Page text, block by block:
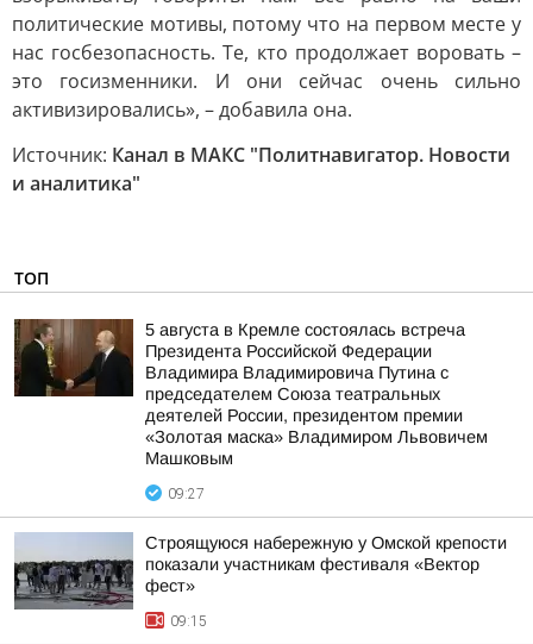
политические мотивы, потому что на первом месте у
нас госбезопасность. Те, кто продолжает воровать –
это госизменники. И они сейчас очень сильно
активизировались», – добавила она.
Источник: Канал в МАКС "Политнавигатор. Новости
и аналитика"
ТОП
5 августа в Кремле состоялась встреча
Президента Российской Федерации
Владимира Владимировича Путина с
председателем Союза театральных
деятелей России, президентом премии
«Золотая маска» Владимиром Львовичем
Машковым
09:27
Строящуюся набережную у Омской крепости
показали участникам фестиваля «Вектор
фест»
09:15